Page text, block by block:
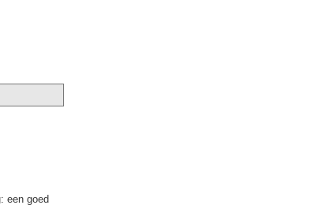
een goed